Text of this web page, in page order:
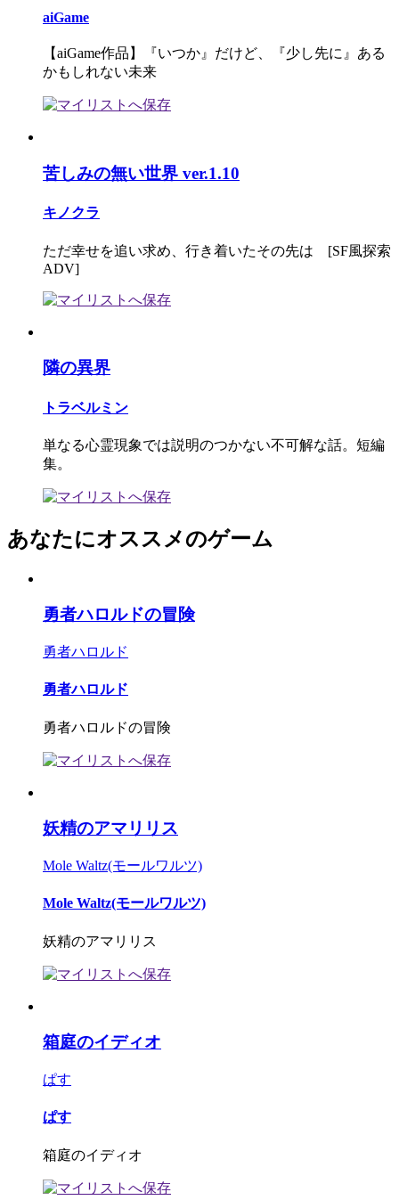
aiGame
【aiGame作品】『いつか』だけど、『少し先に』ある
かもしれない未来
苦しみの無い世界 ver.1.10
キノクラ
ただ幸せを追い求め、行き着いたその先は [SF風探索
ADV]
隣の異界
トラベルミン
単なる心霊現象では説明のつかない不可解な話。短編
集。
あなたにオススメのゲーム
勇者ハロルドの冒険
勇者ハロルド
勇者ハロルド
勇者ハロルドの冒険
妖精のアマリリス
Mole Waltz(モールワルツ)
Mole Waltz(モールワルツ)
妖精のアマリリス
箱庭のイディオ
ぱす
ぱす
箱庭のイディオ